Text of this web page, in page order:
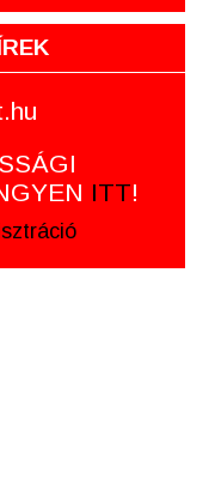
ITT!